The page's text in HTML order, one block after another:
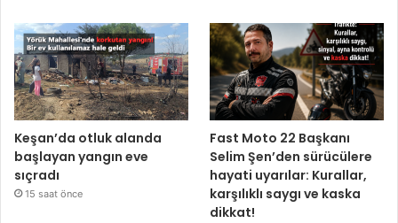
Keşan’da otluk alanda
başlayan yangın eve
sıçradı
15 saat önce
Fast Moto 22 Başkanı
Selim Şen’den sürücülere
hayati uyarılar: Kurallar,
karşılıklı saygı ve kaska
dikkat!